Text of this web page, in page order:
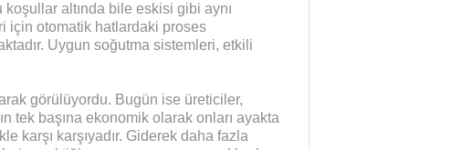
altında bile eskisi gibi aynı
için otomatik hatlardaki proses
Uygun soğutma sistemleri, etkili
görülüyordu. Bugün ise üreticiler,
tek başına ekonomik olarak onları ayakta
karşı karşıyadır. Giderek daha fazla